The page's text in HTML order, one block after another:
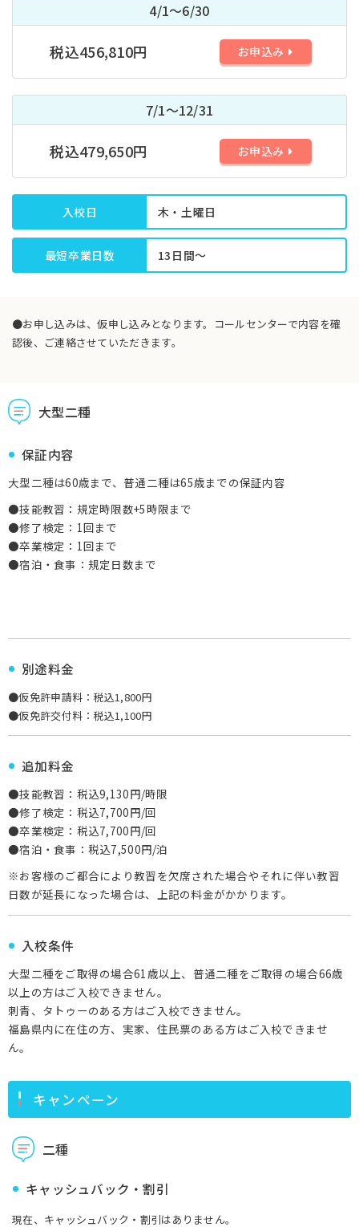
4/1～6/30
税込456,810円 お申込み
7/1～12/31
税込479,650円 お申込み
入校日 木・土曜日
最短卒業日数 13日間～
●お申し込みは、仮申し込みとなります。コールセンターで内容を確
認後、ご連絡させていただきます。
大型二種
保証内容
大型二種は60歳まで、普通二種は65歳までの保証内容
●技能教習：規定時限数+5時限まで
●修了検定：1回まで
●卒業検定：1回まで
●宿泊・食事：規定日数まで
別途料金
●仮免許申請料：税込1,800円
●仮免許交付料：税込1,100円
追加料金
●技能教習：税込9,130円/時限
●修了検定：税込7,700円/回
●卒業検定：税込7,700円/回
●宿泊・食事：税込7,500円/泊
※お客様のご都合により教習を欠席された場合やそれに伴い教習
日数が延長になった場合は、上記の料金がかかります。
入校条件
大型二種をご取得の場合61歳以上、普通二種をご取得の場合66歳
以上の方はご入校できません。
刺青、タトゥーのある方はご入校できません。
福島県内に在住の方、実家、住民票のある方はご入校できませ
ん。
キャンペーン
二種
キャッシュバック・割引
現在、キャッシュバック・割引はありません。